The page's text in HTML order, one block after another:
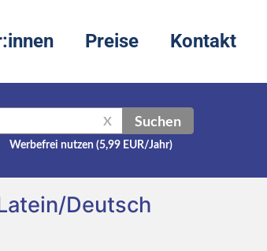
Preise Kontakt
X Suchen
Werbefrei nutzen (5,99 EUR/Jahr)
Deutsch